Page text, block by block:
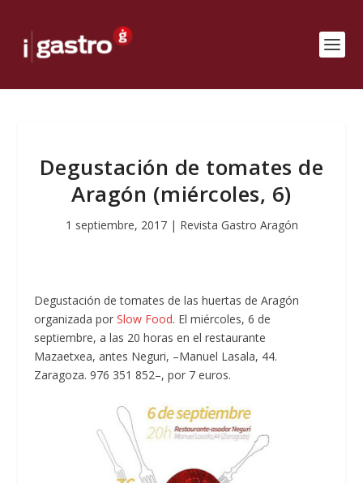
Degustación de tomates de
Aragón (miércoles, 6)
1 septiembre, 2017| Revista Gastro Aragón
Degustación de tomates de las huertas de Aragón
organizada porSlow Food. El miércoles, 6 de
septiembre, a las 20 horas en el restaurante
Mazaetxea, antes Neguri, –Manuel Lasala, 44.
Zaragoza. 976 351 852–, por 7 euros.